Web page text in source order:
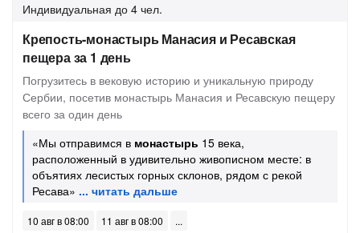
Индивидуальная до 4 чел.
Крепость-монастырь Манасия и Ресавская
пещера за 1 день
Погрузитесь в вековую историю и уникальную природу
Сербии, посетив монастырь Манасия и Ресавскую пещеру
всего за один день
«Мы отправимся в монастырь 15 века,
расположенный в удивительно живописном месте: в
объятиях лесистых горных склонов, рядом с рекой
Ресава»
10 авг в 08:00
11 авг в 08:00